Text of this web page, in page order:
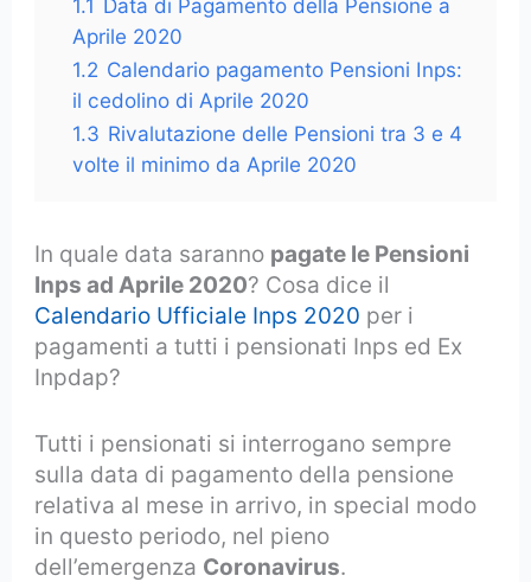
Aprile 2020
1.2 Calendario pagamento Pensioni Inps:
il cedolino di Aprile 2020
1.3 Rivalutazione delle Pensioni tra 3 e 4
volte il minimo da Aprile 2020
In quale data saranno pagate le Pensioni
Inps ad Aprile 2020? Cosa dice il
Calendario Ufficiale Inps 2020 per i
pagamenti a tutti i pensionati Inps ed Ex
Inpdap?
Tutti i pensionati si interrogano sempre
sulla data di pagamento della pensione
relativa al mese in arrivo, in special modo
in questo periodo, nel pieno
dell’emergenza Coronavirus.